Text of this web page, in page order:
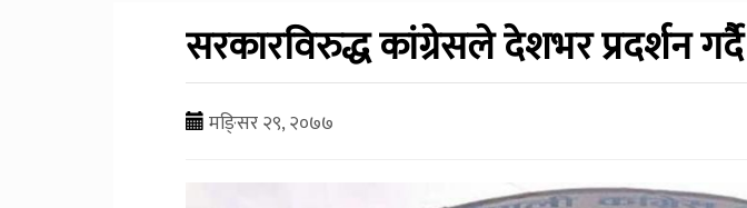
सरकारविरुद्ध कांग्रेसले देशभर प्रदर्शन गर्दै
मङि्सर २९, २०७७